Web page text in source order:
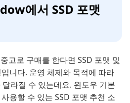
에서 SSD 포맷
고로 구매를 한다면 SSD 포맷 및
니다. 운영 체제와 목적에 따라
라질 수 있는데요. 윈도우 기본
용할 수 있는 SSD 포맷 추천 소